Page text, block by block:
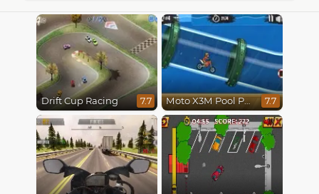
Drift Cup Racing 7.7 Moto X3M Pool Party 7.7